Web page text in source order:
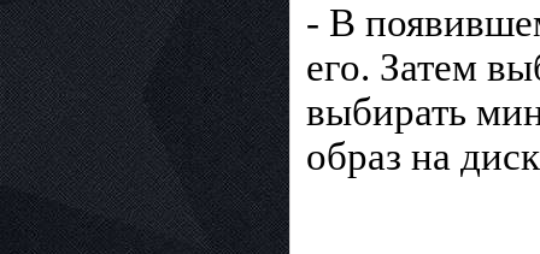
- В
его. Затем
выбирать
образ на